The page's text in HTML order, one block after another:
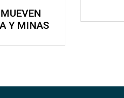
Y MINAS